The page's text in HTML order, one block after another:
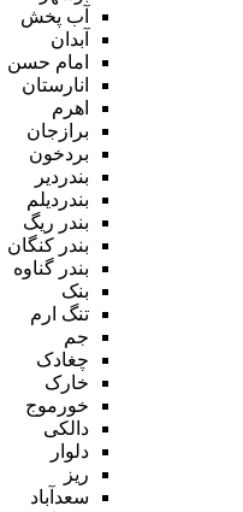
آب پخش
آبدان
امام حسن
انارستان
اهرم
برازجان
بردخون
بندردیر
بندردیلم
بندر ریگ
بندر کنگان
بندر گناوه
بنک
تنگ ارم
جم
چغادک
خارک
خورموج
دالکی
دلوار
ریز
سعدآباد